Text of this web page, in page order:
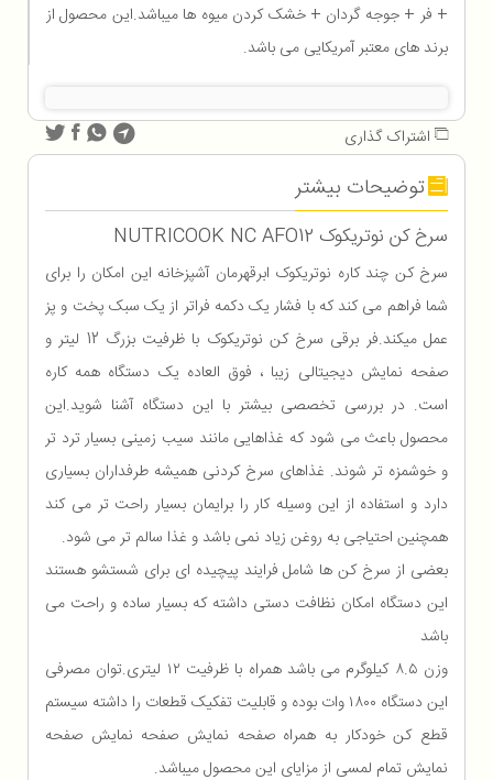
+ فر + جوجه گردان + خشک کردن میوه ها میباشد.این محصول از
برند های معتبر آمریکایی می باشد.
اشتراک گذاری
توضیحات بیشتر
سرخ کن نوتریکوک NUTRICOOK NC AFO12
سرخ کن چند کاره نوتریکوک ابرقهرمان آشپزخانه این امکان را برای
شما فراهم می کند که با فشار یک دکمه فراتر از یک سبک پخت و پز
عمل میکند.فر برقی سرخ کن نوتریکوک با ظرفیت بزرگ 12 لیتر و
صفحه نمایش دیجیتالی زیبا ، فوق العاده یک دستگاه همه کاره
است. در بررسی تخصصی بیشتر با این دستگاه آشنا شوید.این
محصول باعث می شود که غذاهایی مانند سیب زمینی بسیار ترد تر
و خوشمزه تر شوند. غذاهای سرخ کردنی همیشه طرفداران بسیاری
دارد و استفاده از این وسیله کار را برایمان بسیار راحت تر می کند
همچنین احتیاجی به روغن زیاد نمی باشد و غذا سالم تر می شود.
بعضی از سرخ کن ها شامل فرایند پیچیده ای برای شستشو هستند
این دستگاه امکان نظافت دستی داشته که بسیار ساده و راحت می
باشد
وزن ۸.۵ کیلوگرم می باشد همراه با ظرفیت ۱۲ لیتری.توان مصرفی
این دستگاه ۱۸۰۰ وات بوده و قابلیت تفکیک قطعات را داشته سیستم
قطع کن خودکار به همراه صفحه نمایش صفحه نمایش صفحه
نمایش تمام لمسی از مزایای این محصول میباشد.